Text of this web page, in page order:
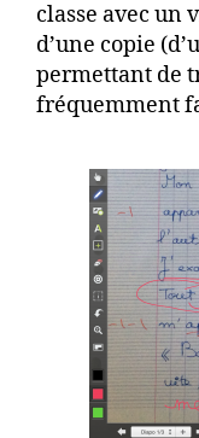
classe avec un
d’une copie
permettant de
fréquemment